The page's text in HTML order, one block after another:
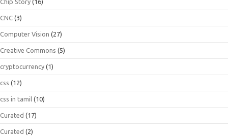
Chip Story (16)
CNC (3)
Computer Vision (27)
Creative Commons (5)
cryptocurrency (1)
css (12)
css in tamil (10)
Curated (17)
Curated (2)